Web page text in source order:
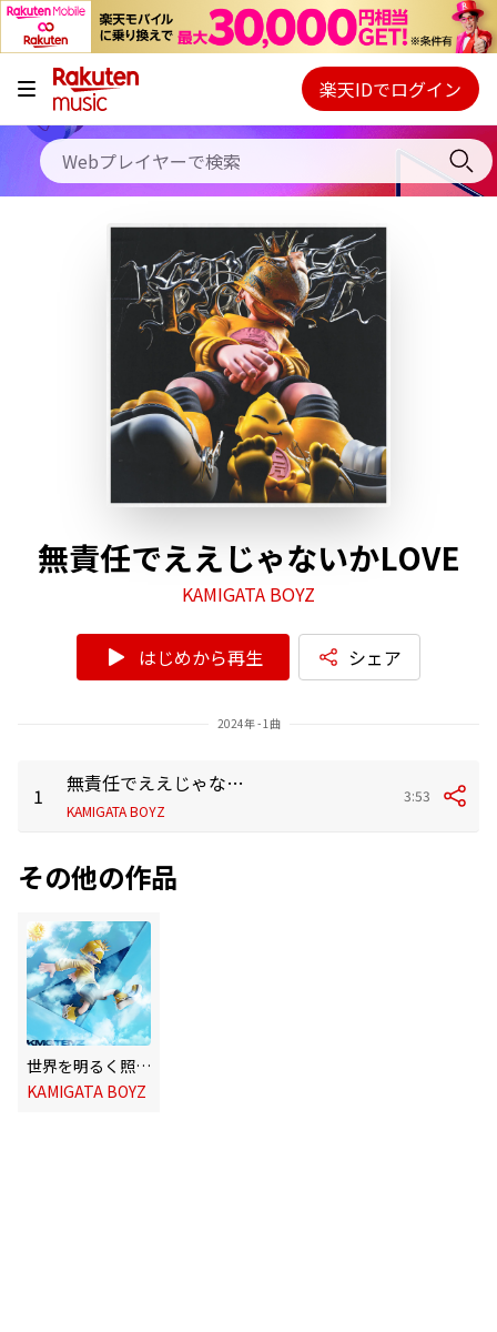
キャンペーン
料金プラン
使い方
初回30日間無料お試し
Webプレイヤー
ご契約内容の確認・変更
楽天IDでログイン
無責任でええじゃないかLOVE
KAMIGATA BOYZ
はじめから再生 シェア
2024年 - 1曲
1 無責任でええじゃないかLOVE
KAMIGATA BOYZ
3:53
その他の作品
世界を明るく照らしましょう
KAMIGATA BOYZ